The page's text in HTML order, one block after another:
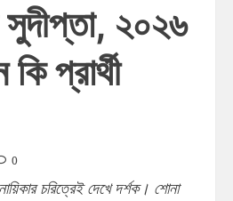
২০২৬
কি প্রার্থী
0
চরিত্রেই দেখে দর্শক। শোনা